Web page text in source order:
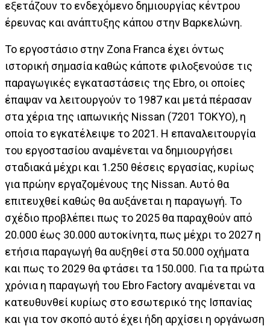
εξετάζουν το ενδεχόμενο δημιουργίας κέντρου
έρευνας και ανάπτυξης κάπου στην Βαρκελώνη.
Το εργοστάσιο στην Zona Franca έχει όντως
ιστορική σημασία καθώς κάποτε φιλοξενούσε τις
παραγωγικές εγκαταστάσεις της Ebro, οι οποίες
έπαψαν να λειτουργούν το 1987 και μετά πέρασαν
στα χέρια της ιαπωνικής Nissan (7201 TOKYO), η
οποία το εγκατέλειψε το 2021. Η επαναλειτουργία
του εργοστασίου αναμένεται να δημιουργήσει
σταδιακά μέχρι και 1.250 θέσεις εργασίας, κυρίως
για πρώην εργαζομένους της Nissan. Αυτό θα
επιτευχθεί καθώς θα αυξάνεται η παραγωγή. Το
σχέδιο προβλέπει πως το 2025 θα παραχθούν από
20.000 έως 30.000 αυτοκίνητα, πως μέχρι το 2027 η
ετήσια παραγωγή θα αυξηθεί στα 50.000 οχήματα
και πως το 2029 θα φτάσει τα 150.000. Για τα πρώτα
χρόνια η παραγωγή του Ebro Factory αναμένεται να
κατευθυνθεί κυρίως στο εσωτερικό της Ισπανίας
και για τον σκοπό αυτό έχει ήδη αρχίσει η οργάνωση